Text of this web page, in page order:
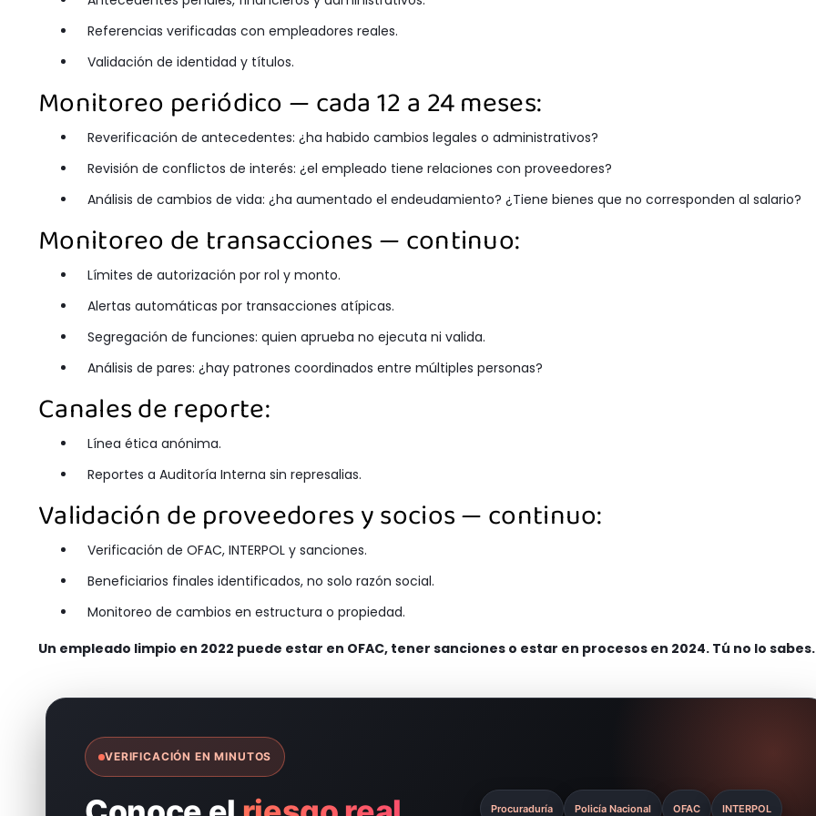
Referencias verificadas con empleadores reales.
Validación de identidad y títulos.
Monitoreo periódico — cada 12 a 24 meses:
Reverificación de antecedentes: ¿ha habido cambios legales o administrativos?
Revisión de conflictos de interés: ¿el empleado tiene relaciones con proveedores?
Análisis de cambios de vida: ¿ha aumentado el endeudamiento? ¿Tiene bienes que no corresponden al salario?
Monitoreo de transacciones — continuo:
Límites de autorización por rol y monto.
Alertas automáticas por transacciones atípicas.
Segregación de funciones: quien aprueba no ejecuta ni valida.
Análisis de pares: ¿hay patrones coordinados entre múltiples personas?
Canales de reporte:
Línea ética anónima.
Reportes a Auditoría Interna sin represalias.
Validación de proveedores y socios — continuo:
Verificación de OFAC, INTERPOL y sanciones.
Beneficiarios finales identificados, no solo razón social.
Monitoreo de cambios en estructura o propiedad.
Un empleado limpio en 2022 puede estar en OFAC, tener sanciones o estar en procesos en 2024. Tú no lo sabes.
VERIFICACIÓN EN MINUTOS
Procuraduría Policía Nacional OFAC INTERPOL